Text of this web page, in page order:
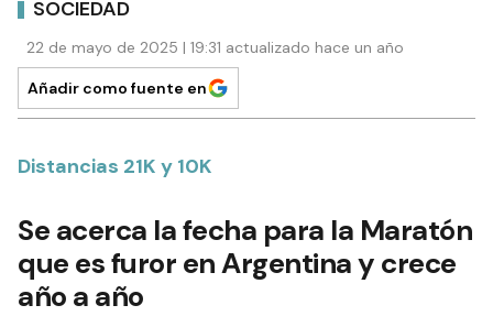
SOCIEDAD
22 de mayo de 2025 | 19:31 actualizado hace un año
Añadir como fuente en
Distancias 21K y 10K
Se acerca la fecha para la Maratón
que es furor en Argentina y crece
año a año